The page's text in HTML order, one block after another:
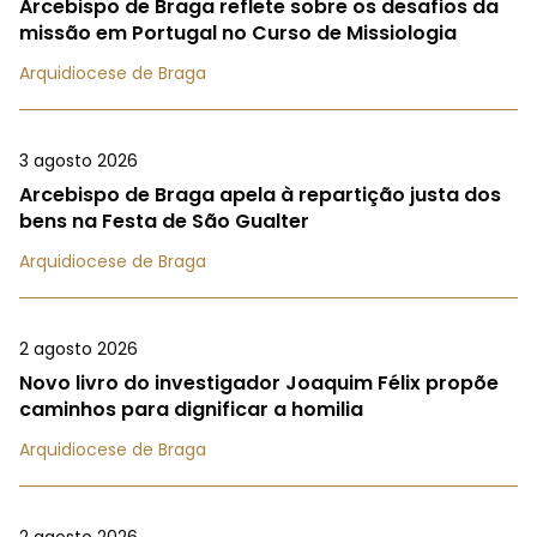
Arcebispo de Braga reflete sobre os desafios da
missão em Portugal no Curso de Missiologia
Arquidiocese de Braga
3 agosto 2026
Arcebispo de Braga apela à repartição justa dos
bens na Festa de São Gualter
Arquidiocese de Braga
2 agosto 2026
Novo livro do investigador Joaquim Félix propõe
caminhos para dignificar a homilia
Arquidiocese de Braga